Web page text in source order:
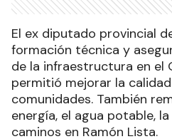
El ex diputado provincial
formación técnica y
de la infraestructura en el
permitió mejorar la
comunidades. También
energía, el agua potable,
caminos en Ramón Lista.